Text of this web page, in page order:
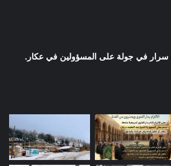
سرار في جولة على المسؤولين في عكار.